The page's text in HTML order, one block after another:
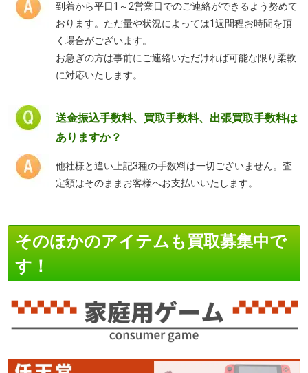
到着から平日1～2営業日でのご連絡ができるよう努めて
おります。ただ量や状況によっては1週間程お時間を頂
く場合がございます。
お急ぎの方は事前にご連絡いただければ可能な限り柔軟
に対応いたします。
送金振込手数料、買取手数料、出張買取手数料は
ありますか？
他社様と違い上記3種の手数料は一切ございません。査
定額はそのままお客様へお支払いいたします。
そのほかのアイテムも買取募集中で
す！